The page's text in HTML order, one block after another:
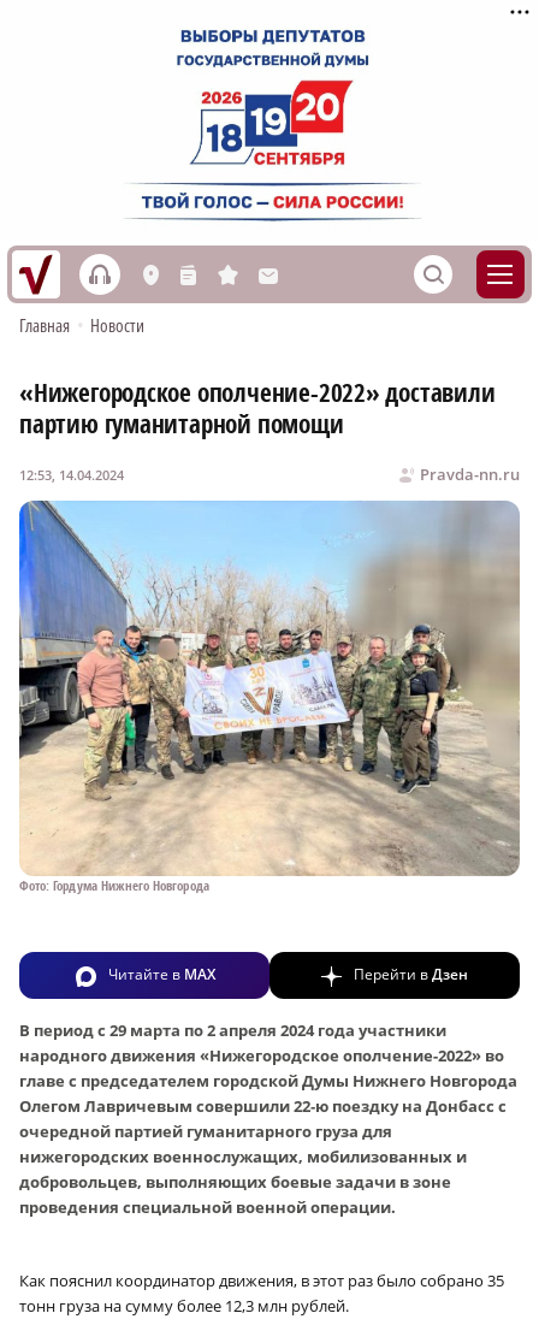
h L n s M S
Главная • Новости
«Нижегородское ополчение-2022» доставили
партию гуманитарной помощи
Pravda-nn.ru
12:53, 14.04.2024
Фото: Гордума Нижнего Новгорода
Читайте в MAX Перейти вДзен
В период с 29 марта по 2 апреля 2024 года участники
народного движения «Нижегородское ополчение-2022» во
главе с председателем городской Думы Нижнего Новгорода
Олегом Лавричевым совершили 22‑ю поездку на Донбасс с
очередной партией гуманитарного груза для
нижегородских военнослужащих, мобилизованных и
добровольцев, выполняющих боевые задачи в зоне
проведения специальной военной операции.
Как пояснил координатор движения, в этот раз было собрано 35
тонн груза на сумму более 12,3 млн рублей.